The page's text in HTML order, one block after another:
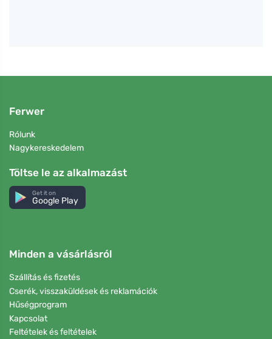
Ferwer
Rólunk
Nagykereskedelem
Töltse le az alkalmazást
Get it on
Google Play
Minden a vásárlásról
Szállítás és fizetés
Cserék, visszaküldések és reklamációk
Hűségprogram
Kapcsolat
Feltételek és feltételek